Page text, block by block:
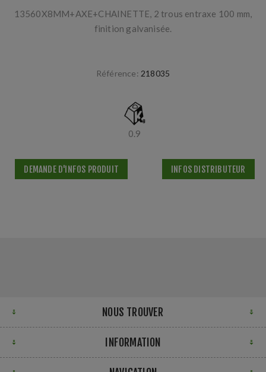
13560X8MM+AXE+CHAINETTE, 2 trous entraxe 100 mm,
finition galvanisée.
Référence: 218035
0.9
DEMANDE D'INFOS PRODUIT INFOS DISTRIBUTEUR
NOUS TROUVER
INFORMATION